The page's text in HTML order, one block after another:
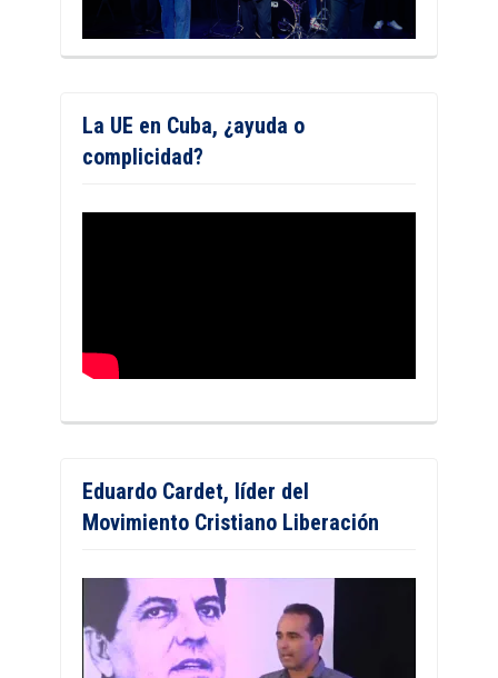
La UE en Cuba, ¿ayuda o
complicidad?
Eduardo Cardet, líder del
Movimiento Cristiano Liberación